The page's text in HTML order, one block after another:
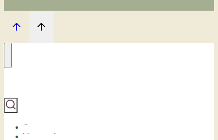
Start
Veranstaltungen